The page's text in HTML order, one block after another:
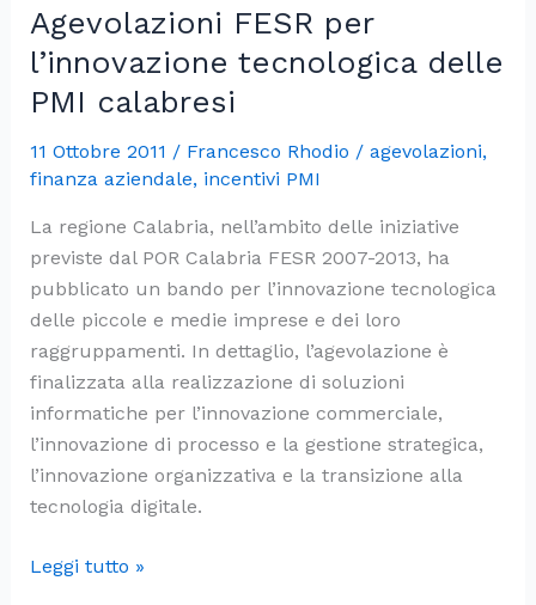
sulle
PMI
Agevolazioni FESR per
l’innovazione tecnologica delle
PMI calabresi
11 Ottobre 2011 / Francesco Rhodio / agevolazioni,
finanza aziendale, incentivi PMI
La regione Calabria, nell’ambito delle iniziative
previste dal POR Calabria FESR 2007-2013, ha
pubblicato un bando per l’innovazione tecnologica
delle piccole e medie imprese e dei loro
raggruppamenti. In dettaglio, l’agevolazione è
finalizzata alla realizzazione di soluzioni
informatiche per l’innovazione commerciale,
l’innovazione di processo e la gestione strategica,
l’innovazione organizzativa e la transizione alla
tecnologia digitale.
Agevolazioni
Leggi tutto »